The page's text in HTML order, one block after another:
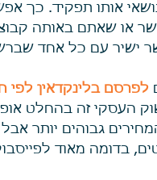
אותו תפקיד. כך
או שאתם באותה
ישיר עם כל אחד
לפרסם בלינקדאין לפי
העסקי זה בהחלט
גבוהים יותר
בדומה מאוד